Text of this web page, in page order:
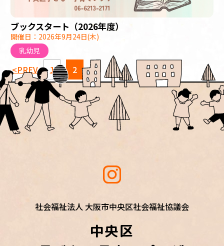
ブックスタート（2026年度）
開催日：2026年9月24日(木)
乳幼児
< 1 2
社会福祉法人 大阪市中央区社会福祉協議会
中央区